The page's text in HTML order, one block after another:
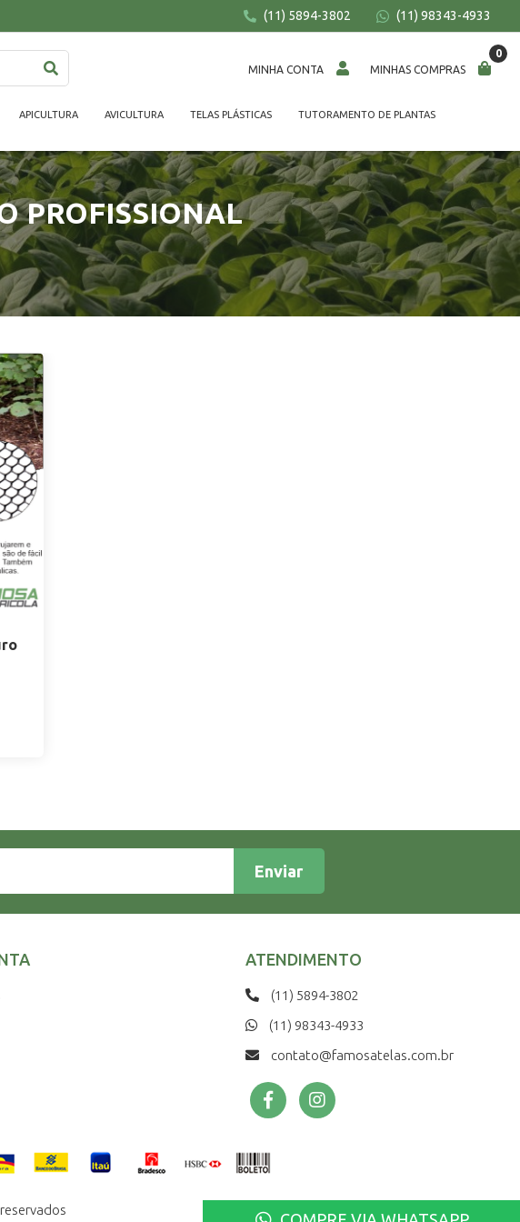
(11) 5894-3802 (11) 98343-4933
MINHA CONTA MINHAS COMPRAS
0
APICULTURA AVICULTURA TELAS PLÁSTICAS
TUTORAMENTO DE PLANTAS
BUSCAR
PROFISSIONAL
Enviar
ATENDIMENTO
(11) 5894-3802
(11) 98343-4933
contato@famosatelas.com.br